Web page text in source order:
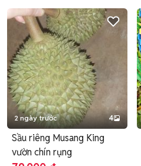
2 ngày trước 4
Sầu riêng Musang King
vườn chín rụng